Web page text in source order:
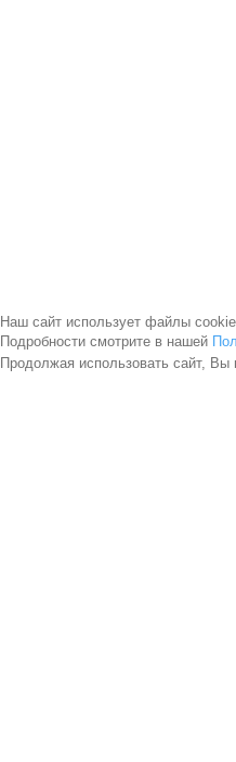
Наш сайт использует файлы
Подробности смотрите в нашей
Продолжая использовать сайт,